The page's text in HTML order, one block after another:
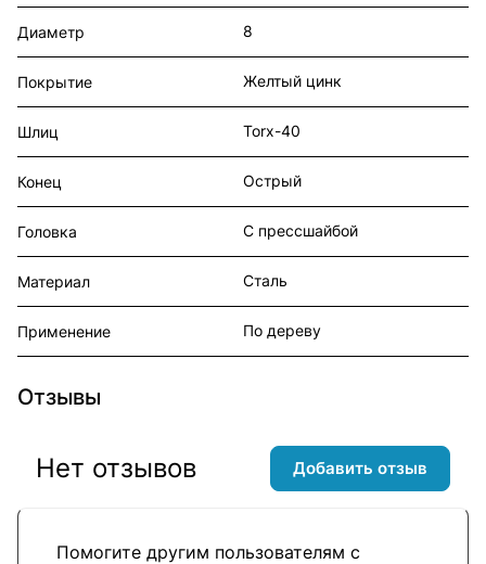
Диаметр 8
Покрытие Желтый цинк
Шлиц Torx-40
Конец Острый
Головка С прессшайбой
Материал Сталь
Применение По дереву
Отзывы
Помогите другим пользователям с
Нет отзывов Добавить отзыв